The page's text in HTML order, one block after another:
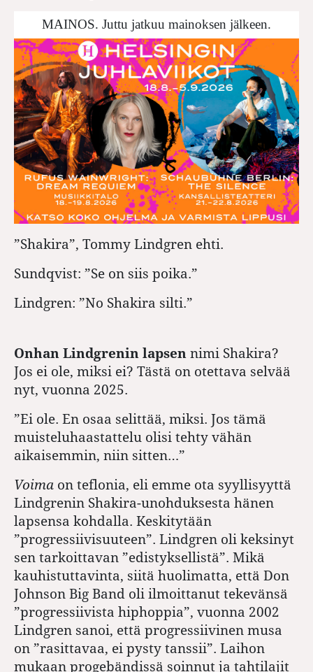
MAINOS. Juttu jatkuu mainoksen jälkeen.
”Shakira”, Tommy Lindgren ehti.
Sundqvist: ”Se on siis poika.”
Lindgren: ”No Shakira silti.”
Onhan Lindgrenin lapsen nimi Shakira?
Jos ei ole, miksi ei? Tästä on otettava selvää
nyt, vuonna 2025.
”Ei ole. En osaa selittää, miksi. Jos tämä
muisteluhaastattelu olisi tehty vähän
aikaisemmin, niin sitten…”
Voima on teflonia, eli emme ota syyllisyyttä
Lindgrenin Shakira-unohduksesta hänen
lapsensa kohdalla. Keskitytään
”progressiivisuuteen”. Lindgren oli keksinyt
sen tarkoittavan ”edistyksellistä”. Mikä
kauhistuttavinta, siitä huolimatta, että Don
Johnson Big Band oli ilmoittanut tekevänsä
”progressiivista hiphoppia”, vuonna 2002
Lindgren sanoi, että progressiivinen musa
on ”rasittavaa, ei pysty tanssii”. Laihon
mukaan progebändissä soinnut ja tahtilajit